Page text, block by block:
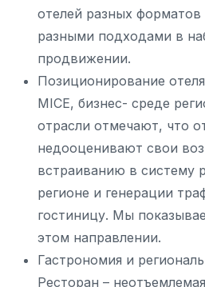
отелей разных
разными подходами в
продвижении.
Позиционирование
MICE, бизнес- среде
отрасли отмечают, что
недооценивают свои
встраиванию в систему
регионе и генерации
гостиницу. Мы
этом направлении.
Гастрономия и
Ресторан –